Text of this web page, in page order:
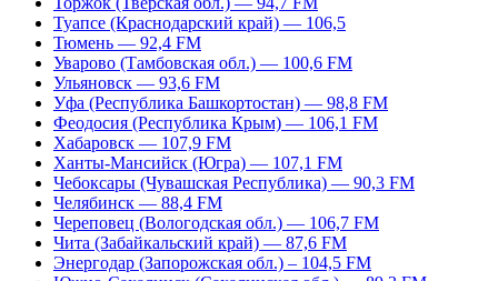
Туапсе (Краснодарский край) — 106,5
Тюмень — 92,4 FM
Уварово (Тамбовская обл.) — 100,6 FM
Ульяновск — 93,6 FM
Уфа (Республика Башкортостан) — 98,8 FM
Феодосия (Республика Крым) — 106,1 FM
Хабаровск — 107,9 FM
Ханты-Мансийск (Югра) — 107,1 FM
Чебоксары (Чувашская Республика) — 90,3 FM
Челябинск — 88,4 FM
Череповец (Вологодская обл.) — 106,7 FM
Чита (Забайкальский край) — 87,6 FM
Энергодар (Запорожская обл.) – 104,5 FM